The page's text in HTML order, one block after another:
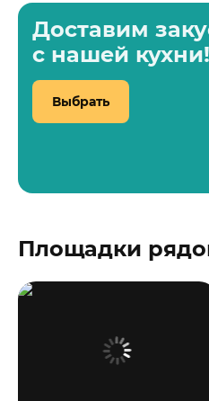
Доставим
с нашей кухни!
Выбрать
Площадки